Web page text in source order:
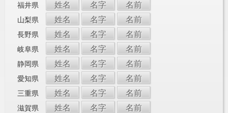
福井県 姓名 名字 名前
山梨県 姓名 名字 名前
長野県 姓名 名字 名前
岐阜県 姓名 名字 名前
静岡県 姓名 名字 名前
愛知県 姓名 名字 名前
三重県 姓名 名字 名前
滋賀県 姓名 名字 名前